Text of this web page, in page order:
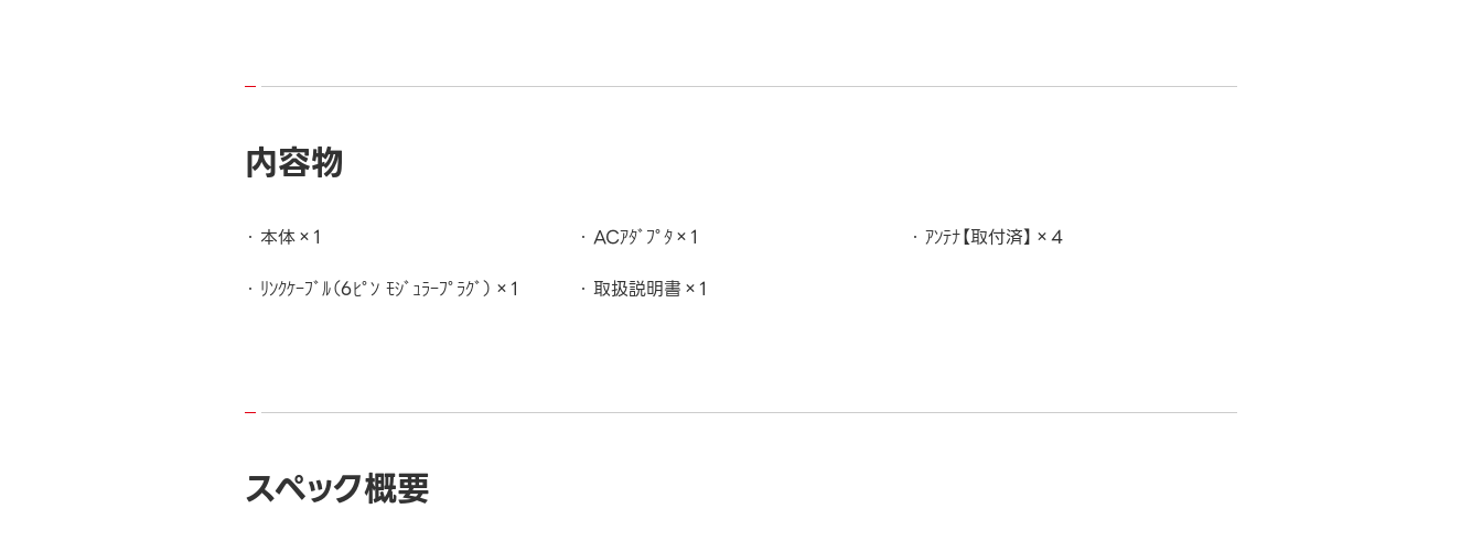
内容物
本体×1 ACｱﾀﾞﾌﾟﾀ×1
ｱﾝﾃﾅ【取付済】×4
ﾘﾝｸｹｰﾌﾞﾙ（6ﾋﾟﾝ ﾓｼﾞｭﾗｰﾌﾟﾗｸﾞ）×1
取扱説明書×1
スペック概要